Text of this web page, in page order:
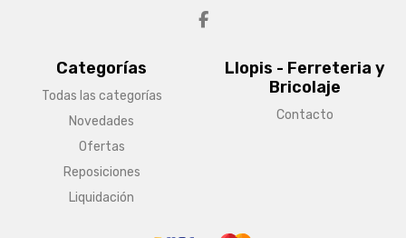
Categorías
Todas las categorías
Novedades
Ofertas
Reposiciones
Liquidación
Llopis - Ferreteria y
Bricolaje
Contacto